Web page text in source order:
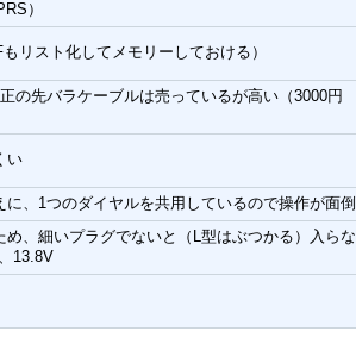
）
リスト化してメモリーしておける）
の先バラケーブルは売っているが高い（3000円
い
、1つのダイヤルを共用しているので操作が面倒
、細いプラグでないと（L型はぶつかる）入らな
13.8V